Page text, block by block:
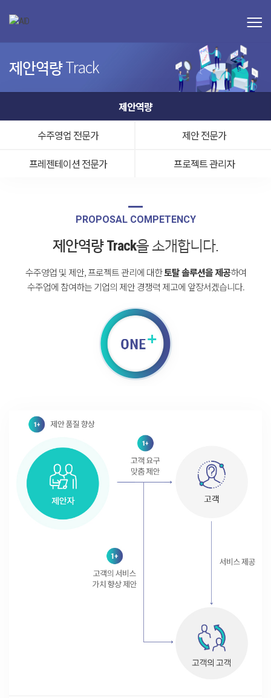
제안역량Track
제안역량
수주영업 전문가
제안 전문가
프레젠테이션 전문가
프로젝트 관리자
PROPOSAL COMPETENCY
제안역량 Track을 소개합니다.
수주영업 및 제안, 프로젝트 관리에 대한토탈 솔루션을 제공하여
수주업에 참여하는 기업의 제안 경쟁력 제고에 앞장서겠습니다.